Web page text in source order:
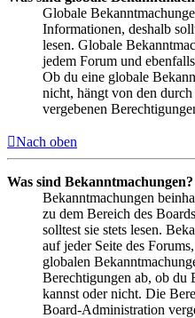
Globale
Informationen, deshalb
lesen. Globale
jedem Forum und
Ob du eine globale
nicht, hängt von den
vergebenen
Nach oben
Was sind Bekanntmachungen?
Bekanntmachungen
zu dem Bereich des
solltest sie stets lesen.
auf jeder Seite des
globalen
Berechtigungen ab, ob du
kannst oder nicht. Die
Board-Administration